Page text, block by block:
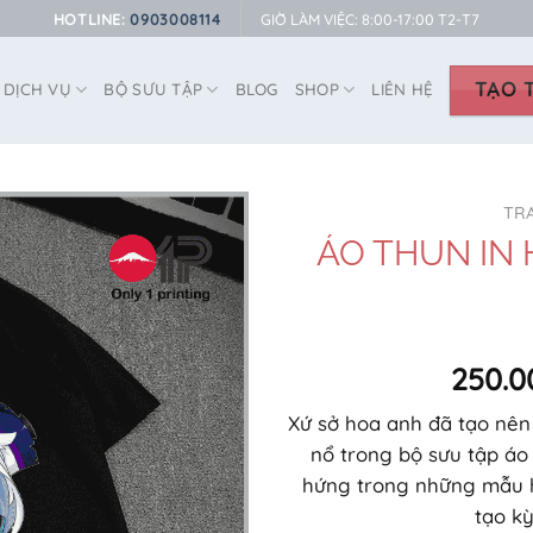
HOTLINE:0903008114 GIỜ LÀM VIỆC: 8:00-17:00 T2-T7
DỊCH VỤ BỘ SƯU TẬP BLOG SHOP LIÊN HỆ TẠO
ÁO THUN IN
Xứ sở hoa anh đã tạo
nổ trong bộ sưu tập
hứng trong những mẫu
tạo